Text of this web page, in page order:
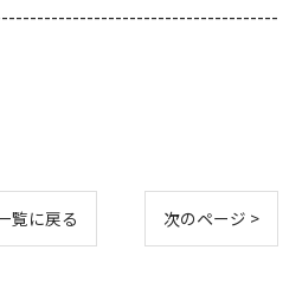
覧に戻る 次のページ >